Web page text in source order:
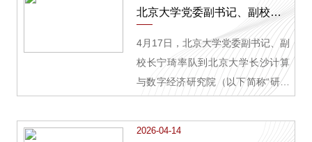
北京大学党委副书记、副校长宁琦率队到长沙开展校地合作与人才发展专题调研
4月17日，北京大学党委副书记、副
校长宁琦率队到北京大学长沙计算
与数字经济研究院（以下简称“研究
展专题调研并召开座谈会。长沙
2026-04-14